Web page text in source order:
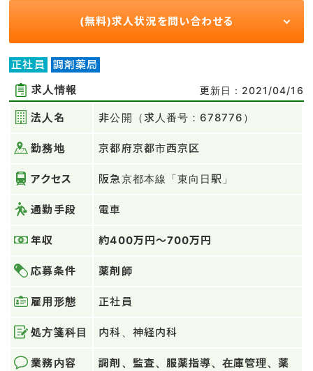
(無料)求人状況を問い合わせる
正社員
調剤薬局
求人情報
更新日：2021/04/16
法人名 非公開（求人番号：678776）
勤務地 京都府京都市西京区
アクセス 阪急京都本線「東向日駅」
通勤手段 電車
年収 約400万円～700万円
応募条件 薬剤師
雇用形態 正社員
処方箋科目 内科、神経内科
業務内容
調剤、監査、服薬指導、在庫管理、薬